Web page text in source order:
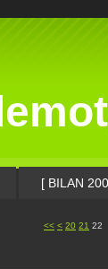
[ BILAN
<< < 10
20 21 22